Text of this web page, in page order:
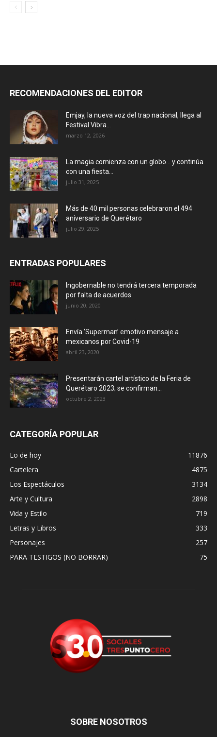
RECOMENDACIONES DEL EDITOR
Emjay, la nueva voz del trap nacional, llega al
Festival Vibra...
marzo 12, 2026
La magia comienza con un globo… y continúa
con una fiesta...
julio 31, 2025
Más de 40 mil personas celebraron el 494
aniversario de Querétaro
julio 29, 2025
ENTRADAS POPULARES
Ingobernable no tendrá tercera temporada
por falta de acuerdos
junio 20, 2020
Envía ‘Superman’ emotivo mensaje a
mexicanos por Covid-19
abril 23, 2020
Presentarán cartel artístico de la Feria de
Querétaro 2023; se confirman...
octubre 2, 2023
CATEGORÍA POPULAR
Lo de hoy
11876
Cartelera
4875
Los Espectáculos
3134
Arte y Cultura
2898
Vida y Estilo
719
Letras y Libros
333
Personajes
257
PARA TESTIGOS (NO BORRAR)
75
SOBRE NOSOTROS